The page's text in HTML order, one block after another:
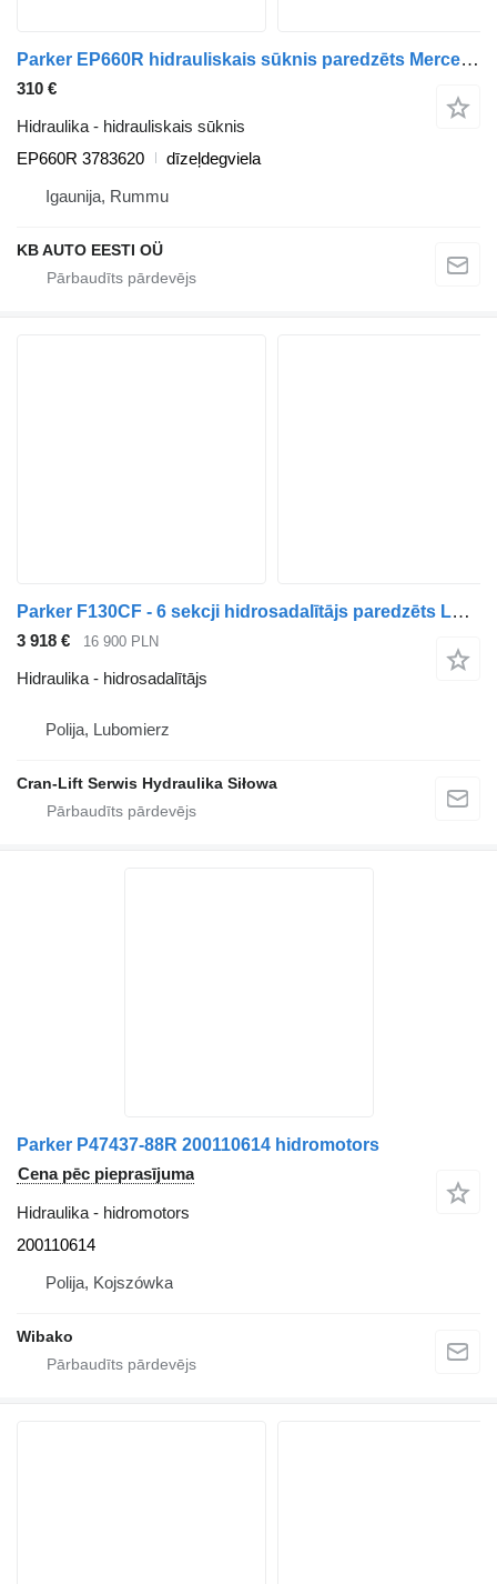
Parker EP660R hidrauliskais sūknis paredzēts Mercedes-Benz Actros, Axor MP1, kravas automašīnas
310 €
Hidraulika - hidrauliskais sūknis
EP660R 3783620
dīzeļdegviela
Igaunija, Rummu
KB AUTO EESTI OÜ
Parker F130CF - 6 sekcji hidrosadalītājs paredzēts Loglift celtnis-manipulators
3 918 € 16 900 PLN
Hidraulika - hidrosadalītājs
Polija, Lubomierz
Cran-Lift Serwis Hydraulika Siłowa
Parker P47437-88R 200110614 hidromotors
Cena pēc pieprasījuma
Hidraulika - hidromotors
200110614
Polija, Kojszówka
Wibako